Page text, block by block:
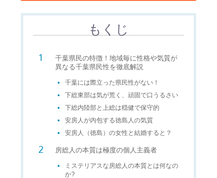
もくじ
千葉県民の特徴！地域毎に性格や気質が
異なる千葉県民性を徹底解説
千葉には際立った県民性がない！
下総東部は気が荒く、頑固で口うるさい
下総内陸部と上総は穏健で保守的
安房人が内包する徳島人の気質
安房人（徳島）の女性と結婚すると？
房総人の本質は極度の個人主義者
ミステリアスな房総人の本質とは何なの
か?